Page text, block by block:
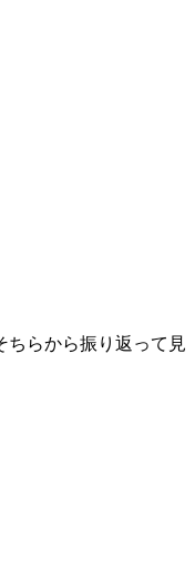
ちらから振り返って見